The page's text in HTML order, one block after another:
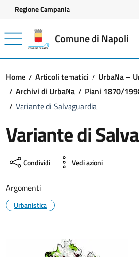
Vai ai contenuti
Vai al footer
Regione Campania
Comune di Napoli
Home Articoli tematici
UrbaNa –
Archivi di UrbaNa
Piani 1870/
Variante di Salvaguardia
Variante di
Condividi Vedi azioni
Argomenti
Urbanistica